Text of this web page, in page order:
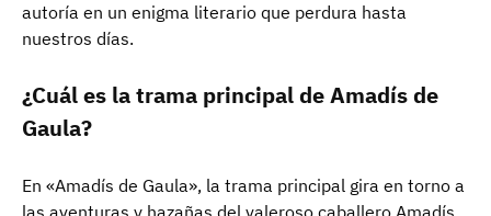
autoría en un enigma literario que perdura hasta
nuestros días.
¿Cuál es la trama principal de Amadís de
Gaula?
En «Amadís de Gaula», la trama principal gira en torno a